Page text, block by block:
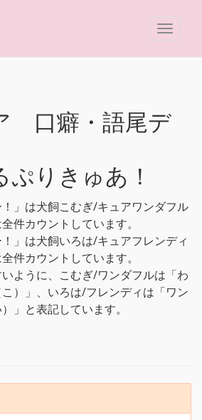
口癖・語尾デ
りきゅあ！
！」は犬飼こむぎ/キュアワンダフル
件カウントしています。
！」は犬飼いろは/キュアフレンディ
件カウントしています。
ように、こむぎ/ワンダフルは「わ
）」、いろは/フレンディは「ワン
」と表記しています。